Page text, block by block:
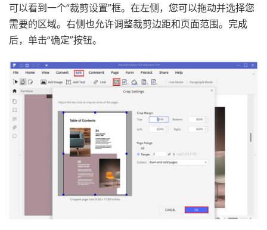
可以看到一个“裁剪设置”框。在左侧，您可以拖动并选择您
需要的区域。右侧也允许调整裁剪边距和页面范围。完成
后，单击“确定”按钮。